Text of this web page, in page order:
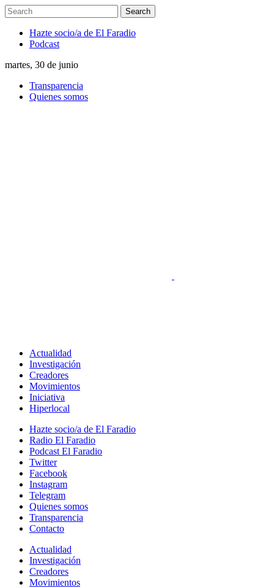
Hazte socio/a de El Faradio
Podcast
martes, 30 de junio
Transparencia
Quienes somos
Actualidad
Investigación
Creadores
Movimientos
Iniciativa
Hiperlocal
Hazte socio/a de El Faradio
Radio El Faradio
Podcast El Faradio
Twitter
Facebook
Instagram
Telegram
Quienes somos
Transparencia
Contacto
Actualidad
Investigación
Creadores
Movimientos